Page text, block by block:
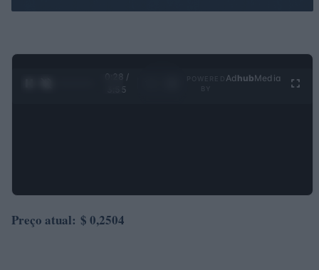
0:30 /
3:55
Ad hubMedia
Preço atual: $ 0,2504